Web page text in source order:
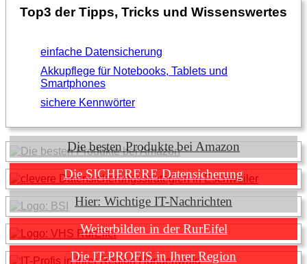
Top3 der Tipps, Tricks und Wissenswertes
einfache Datensicherung
Akkupflege für Notebooks, Tablets und
Smartphones
sichere Kennwörter
Die besten Produkte bei Amazon
Die SICHERERE Datensicherung
Hier: Wichtige IT-Nachrichten
Weiterbilden in der RurEifel
Die IT-PROFIS in Ihrer Region